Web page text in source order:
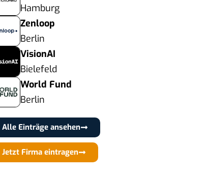
Hamburg
Zenloop
Berlin
VisionAI
Bielefeld
World Fund
Berlin
Alle Einträge ansehen
Jetzt Firma eintragen